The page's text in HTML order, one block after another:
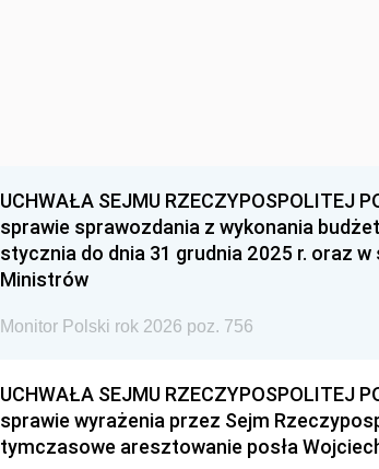
UCHWAŁA SEJMU RZECZYPOSPOLITEJ
sprawie sprawozdania z wykonania
stycznia do dnia 31 grudnia 2025 r. oraz
Ministrów
Monitor Polski rok 2026 poz. 756
UCHWAŁA SEJMU RZECZYPOSPOLITEJ
sprawie wyrażenia przez Sejm
tymczasowe aresztowanie posła